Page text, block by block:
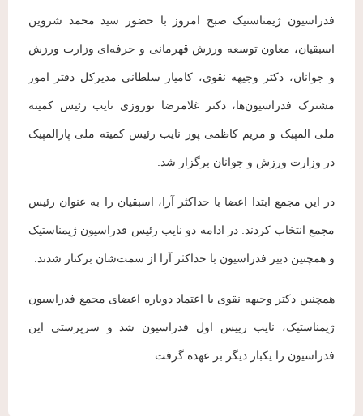
فدراسیون ژیمناستیک صبح امروز با حضور سید محمد شروین
اسبقیان، معاون توسعه ورزش قهرمانی و حرفه‌ای وزارت ورزش
و جوانان، دکتر وجیهه نقوی، کامیار سلطانی مدیرکل دفتر امور
مشترک فدراسیون‌ها، دکتر غلامرضا نوروزی نایب رئیس کمیته
ملی المپیک و مریم کاظمی پور نایب رئیس کمیته ملی پارالمپیک
در وزارت ورزش و جوانان برگزار شد.
در این مجمع ابتدا اعضا با حداکثر آرا، اسبقیان را به عنوان رئیس
مجمع انتخاب کردند. در ادامه دو نایب رئیس فدراسیون ژیمناستیک
و همچنین دبیر فدراسیون با حداکثر آرا از سمت‌شان برکنار شدند.
همچنین دکتر وجیهه نقوی با اعتماد دوباره اعضای مجمع فدراسیون
ژیمناستیک، نایب رییس اول فدراسیون شد و سرپرستی این
فدراسیون را یکبار دیگر بر عهده گرفت.